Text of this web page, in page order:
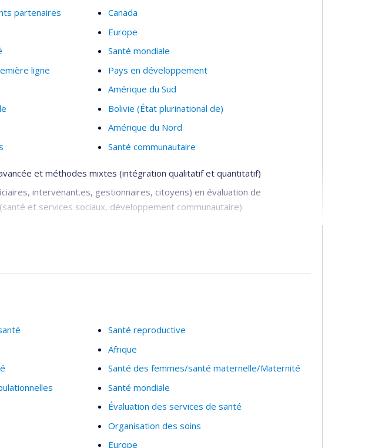
partenaires
ligne
Canada
Europe
Santé mondiale
Pays en développement
Amérique du Sud
Bolivie (État plurinational de)
Amérique du Nord
Santé communautaire
et méthodes mixtes (intégration qualitatif et quantitatif)
intervenant.es, gestionnaires, citoyens) en évaluation de
et services sociaux, développement communautaire)
ancrée dans des données probantes
Santé reproductive
Afrique
Santé des femmes/santé maternelle/Maternité
Santé mondiale
Évaluation des services de santé
Organisation des soins
Europe